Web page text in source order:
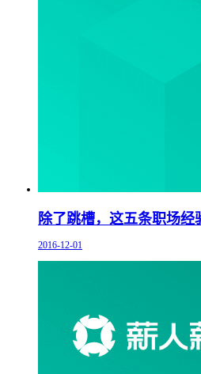
除了跳槽，这五条职场经
2016-12-01